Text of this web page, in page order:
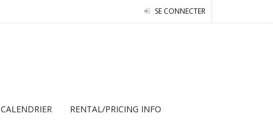
SE CONNECTER
CALENDRIER RENTAL/PRICING INFO